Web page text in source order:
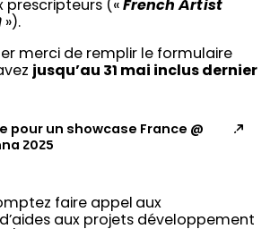
prescripteurs (« French Artist
»).
merci de remplir le formulaire
jusqu’au 31 mai inclus dernier
pour un showcase France @
2025
faire appel aux
aux projets développement